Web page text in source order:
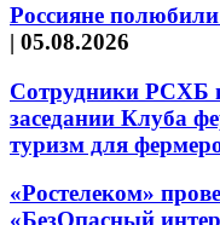
Россияне
| 05.08.2026
Сотрудники РСХБ
заседании Клуба
туризм для
«Ростелеком»
«БезОпасный